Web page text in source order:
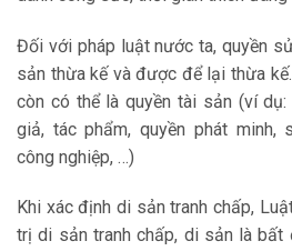
Đối với pháp luật nước ta, quyền
sản thừa kế và được để lại thừa
còn có thể là quyền tài sản (ví
giả, tác phẩm, quyền phát minh,
công nghiệp, …)
Khi xác định di sản tranh chấp,
trị di sản tranh chấp, di sản là bất